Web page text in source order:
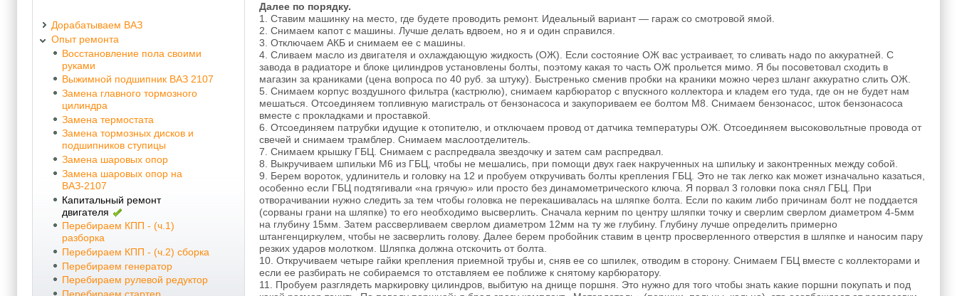
Дорабатываем ВАЗ
Опыт ремонта
Восстановление пола своими
руками
Выжимной подшипник ВАЗ 2107
Замена главного тормозного
цилиндра
Замена термостата
Замена тормозных дисков и
подшипников ступицы
Замена шаровых опор
Замена шаровых опор на
ВАЗ-2107
Капитальный ремонт
двигателя
Перебираем КПП - (ч.1)
разборка
Перебираем КПП - (ч.2) сборка
Перебираем генератор
Перебираем рулевой редуктор
Далее по порядку.
1. Ставим машинку на место, где будете проводить ремонт. Идеальный вариант — гараж со смотровой ямой.
2. Снимаем капот с машины. Лучше делать вдвоем, но я и один справился.
3. Отключаем АКБ и снимаем ее с машины.
4. Сливаем масло из двигателя и охлаждающую жидкость (ОЖ). Если состояние ОЖ вас устраивает, то сливать надо по аккуратней. С
завода в радиаторе и блоке цилиндров установлены болты, поэтому какая то часть ОЖ прольется мимо. Я бы посоветовал сходить в
магазин за краниками (цена вопроса по 40 руб. за штуку). Быстренько сменив пробки на краники можно через шланг аккуратно слить ОЖ.
5. Снимаем корпус воздушного фильтра (кастрюлю), снимаем карбюратор с впускного коллектора и кладем его туда, где он не будет нам
мешаться. Отсоединяем топливную магистраль от бензонасоса и закупориваем ее болтом М8. Снимаем бензонасос, шток бензонасоса
вместе с прокладками и проставкой.
6. Отсоединяем патрубки идущие к отопителю, и отключаем провод от датчика температуры ОЖ. Отсоединяем высоковольтные провода от
свечей и снимаем трамблер. Снимаем маслоотделитель.
7. Снимаем крышку ГБЦ. Снимаем с распредвала звездочку и затем сам распредвал.
8. Выкручиваем шпильки М6 из ГБЦ, чтобы не мешались, при помощи двух гаек накрученных на шпильку и законтренных между собой.
9. Берем вороток, удлинитель и головку на 12 и пробуем откручивать болты крепления ГБЦ. Это не так легко как может изначально казаться,
особенно если ГБЦ подтягивали «на грячую» или просто без динамометрического ключа. Я порвал 3 головки пока снял ГБЦ. При
отворачивании нужно следить за тем чтобы головка не перекашивалась на шляпке болта. Если по каким либо причинам болт не поддается
(сорваны грани на шляпке) то его необходимо высверлить. Сначала керним по центру шляпки точку и cверлим сверлом диаметром 4-5мм
на глубину 15мм. Затем рассверливаем сверлом диаметром 12мм на ту же глубину. Глубину лучше определить примерно
штангенциркулем, чтобы не засверлить голову. Далее берем пробойник ставим в центр просверленного отверстия в шляпке и наносим пару
резких ударов молотком. Шляпка должна отскочить от болта.
10. Откручиваем четыре гайки крепления приемной трубы и, сняв ее со шпилек, отводим в сторону. Снимаем ГБЦ вместе с коллекторами и
если ее разбирать не собираемся то отставляем ее поближе к снятому карбюратору.
11. Пробуем разглядеть маркировку цилиндров, выбитую на днище поршня. Это нужно для того чтобы знать какие поршни покупать и под